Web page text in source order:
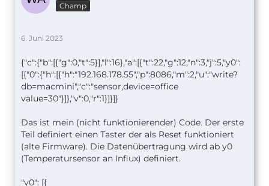
Champ
6. Juni 2023
{"c":{"b":[{"g":0,"t":5}],"l":16},"a":[{"t":22,"g":12,"n":3,"j":5,"y0":
[{"0":{"h":[{"h":"192.168.178.55","p":8086,"m":2,"u":"write?
db=macmini","c":"sensor,device=office
value=30"}]},"v":0,"r":1}]}]}
Das ist mein (nicht funktionierender) Code. Der erste
Teil definiert einen Taster der als Reset funktioniert
(alte Firmware). Die Datenübertragung wird ab y0
(Temperatursensor an Influx) definiert.
"y0": [{